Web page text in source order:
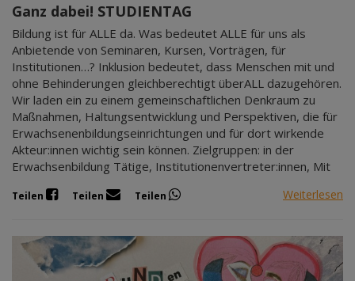
Ganz dabei! STUDIENTAG
Bildung ist für ALLE da. Was bedeutet ALLE für uns als
Anbietende von Seminaren, Kursen, Vorträgen, für
Institutionen…? Inklusion bedeutet, dass Menschen mit und
ohne Behinderungen gleichberechtigt überALL dazugehören.
Wir laden ein zu einem gemeinschaftlichen Denkraum zu
Maßnahmen, Haltungsentwicklung und Perspektiven, die für
Erwachsenenbildungseinrichtungen und für dort wirkende
Akteur:innen wichtig sein können. Zielgruppen: in der
Erwachsenbildung Tätige, Institutionenvertreter:innen, Mit
Teilen Teilen Teilen Weiterlesen